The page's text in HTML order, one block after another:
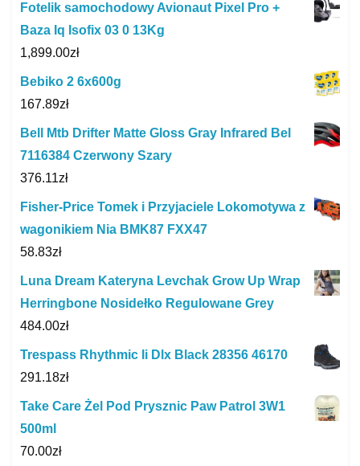
Fotelik samochodowy Avionaut Pixel Pro +
Baza Iq Isofix 03 0 13Kg
1,899.00zł
Bebiko 2 6x600g
167.89zł
Bell Mtb Drifter Matte Gloss Gray Infrared Bel
7116384 Czerwony Szary
376.11zł
Fisher-Price Tomek i Przyjaciele Lokomotywa z
wagonikiem Nia BMK87 FXX47
58.83zł
Luna Dream Kateryna Levchak Grow Up Wrap
Herringbone Nosidełko Regulowane Grey
484.00zł
Trespass Rhythmic Ii Dlx Black 28356 46170
291.18zł
Take Care Żel Pod Prysznic Paw Patrol 3W1
500ml
70.00zł